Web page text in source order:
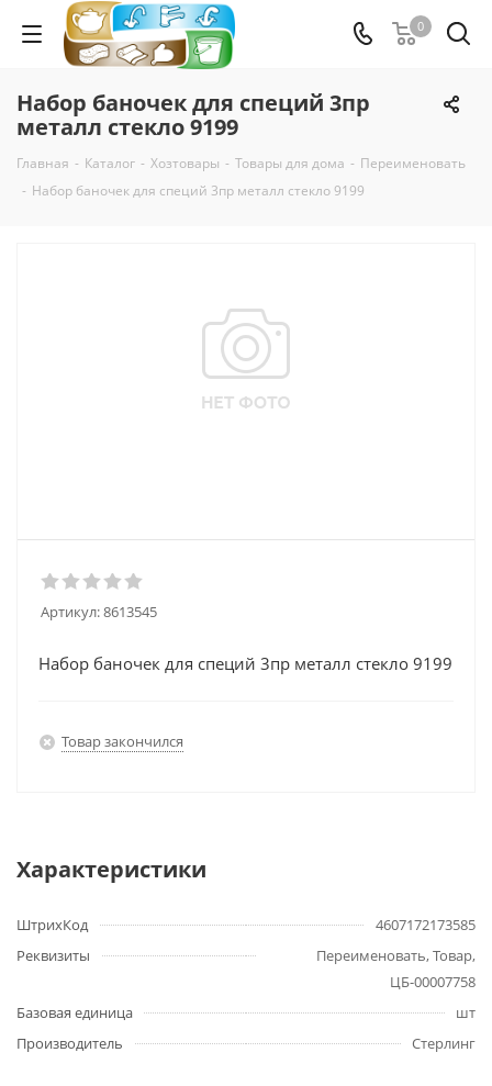
0
Набор баночек для специй 3пр
металл стекло 9199
Главная - Каталог - Хозтовары - Товары для дома - Переименовать
- Набор баночек для специй 3пр металл стекло 9199
Артикул:8613545
Набор баночек для специй 3пр металл стекло 9199
Товар закончился
Характеристики
ШтрихКод
4607172173585
Реквизиты
Переименовать, Товар,
ЦБ-00007758
Базовая единица
шт
Производитель
Стерлинг